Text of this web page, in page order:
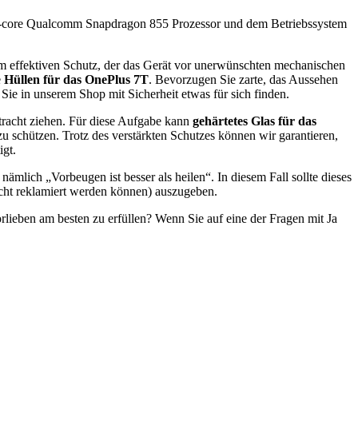
Qualcomm Snapdragon 855 Prozessor und dem Betriebssystem
Schutz, der das Gerät vor unerwünschten mechanischen
Hüllen für das OnePlus 7T. Bevorzugen Sie zarte, das Aussehen
in unserem Shop mit Sicherheit etwas für sich finden.
ziehen. Für diese Aufgabe kann gehärtetes Glas für das
Trotz des verstärkten Schutzes können wir garantieren,
„Vorbeugen ist besser als heilen“. In diesem Fall sollte dieses
reklamiert werden können) auszugeben.
am besten zu erfüllen? Wenn Sie auf eine der Fragen mit Ja